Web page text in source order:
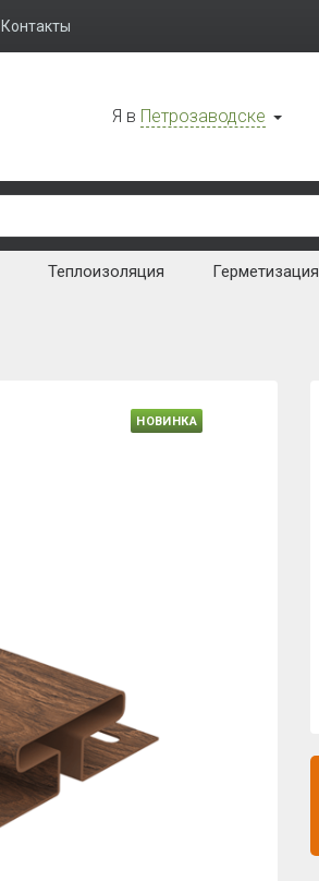
Контакты
Я в Петрозаводске
Теплоизоляция Герметизация
НОВИНКА